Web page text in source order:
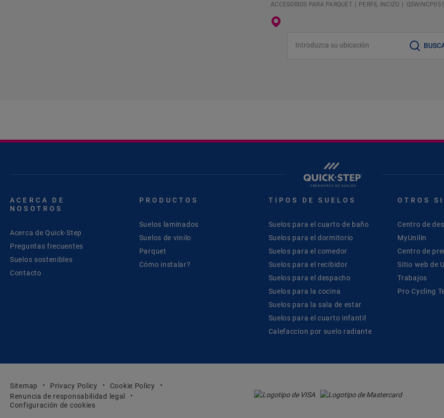
ACCESORIOS PARA PARQUET PERFIL INCIZO
ACERCA DE
NOSOTROS
Acerca de Quick-Step
Preguntas frecuentes
Suelos sostenibles
Contacto
PRODUCTOS
Suelos laminados
Suelos de vinilo
Parquet
Cómo instalar?
TIPOS DE SUELOS
Suelos para el cuarto de baño
Suelos para el dormitorio
Suelos para el comedor
Suelos para el recibidor
Suelos para el despacho
Suelos para la cocina
Suelos para la sala de estar
Suelos para el cuarto infantil
Calefaccion por suelo radiante
OTROS
Centro de
MyUnilin
Centro de
Sitio web de
Trabajos
Pro Cycling
Sitemap Privacy Policy
Cookie Policy
Renuncia de responsabilidad legal
Configuración de cookies